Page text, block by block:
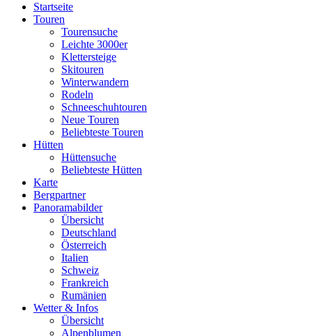
Startseite
Touren
Tourensuche
Leichte 3000er
Klettersteige
Skitouren
Winterwandern
Rodeln
Schneeschuhtouren
Neue Touren
Beliebteste Touren
Hütten
Hüttensuche
Beliebteste Hütten
Karte
Bergpartner
Panoramabilder
Übersicht
Deutschland
Österreich
Italien
Schweiz
Frankreich
Rumänien
Wetter & Infos
Übersicht
Alpenblumen